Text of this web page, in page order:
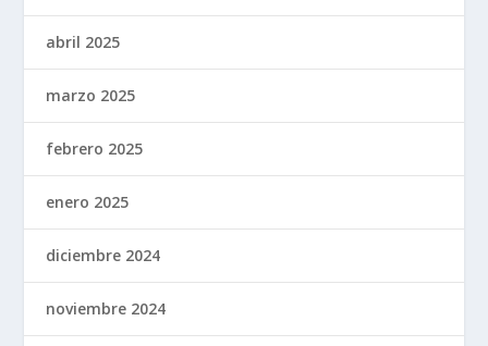
abril 2025
marzo 2025
febrero 2025
enero 2025
diciembre 2024
noviembre 2024